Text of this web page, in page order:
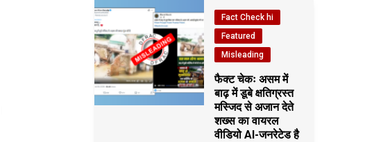
Fact Check hi
Featured
Misleading
फैक्ट चेकः असम में
बाढ़ में डूबे क्षतिग्रस्त
मस्जिद से अजान देते
शख्स का वायरल
वीडियो AI-जनरेटेड है